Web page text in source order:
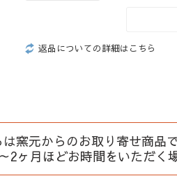
返品についての詳細はこちら
窯元からのお取り寄せ商品で
ヶ月ほどお時間をいただく